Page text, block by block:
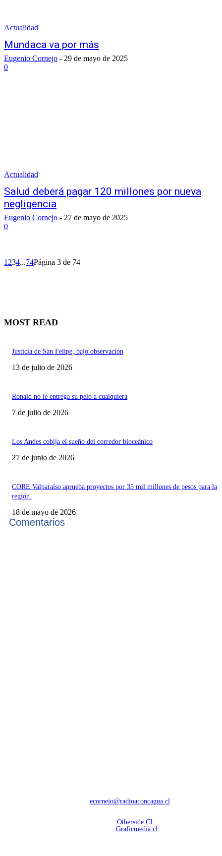
Actualidad
Mundaca va por más
Eugenio Cornejo - 29 de mayo de 2025
0
Actualidad
Salud deberá pagar 120 millones por nueva
negligencia
Eugenio Cornejo - 27 de mayo de 2025
0
1 234...74Página 3 de 74
MOST READ
Justicia de San Felipe, bajo observación
13 de julio de 2026
Ronald no le entrega su pelo a cualquiera
7 de julio de 2026
Los Andes cobija el sueño del corredor bioceánico
27 de junio de 2026
CORE Valparaíso aprueba proyectos por 35 mil millones de pesos para la
región.
18 de mayo de 2026
Comentarios
ecornejo@radioaconcagua.cl
Otherside CL
Graficmedia.cl